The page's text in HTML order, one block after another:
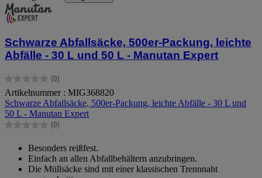
Schwarze Abfallsäcke, 500er-Packung, leichte
Abfälle - 30 L und 50 L - Manutan Expert
(0)
0.0
von
5
Sternen.
Artikelnummer : MIG368820
Schwarze Abfallsäcke, 500er-Packung, leichte Abfälle - 30 L und
50 L - Manutan Expert
(0)
0.0
Sternen.
Besonders reißfest.
Einfach an allen Abfallbehältern anzubringen.
Die Müllsäcke sind mit einer klassischen Trennnaht